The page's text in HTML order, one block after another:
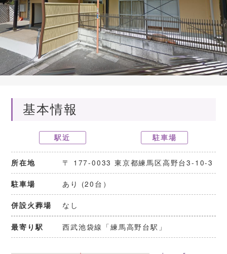
基本情報
駅近 駐車場
所在地 〒 177-0033 東京都練馬区高野台3-10-3
駐車場 あり (20台）
併設火葬場 なし
最寄り駅 西武池袋線「練馬高野台駅」
朝霞市斎場